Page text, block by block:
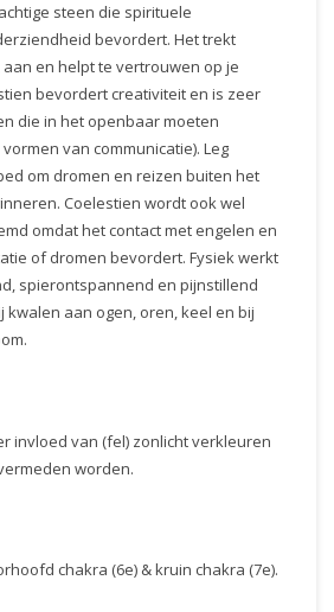
steen die spirituele
bevordert. Het trekt
en helpt te vertrouwen op je
bevordert creativiteit en is zeer
die in het openbaar moeten
van communicatie). Leg
om dromen en reizen buiten het
Coelestien wordt ook wel
omdat het contact met engelen en
of dromen bevordert. Fysiek werkt
spierontspannend en pijnstillend
kwalen aan ogen, oren, keel en bij
invloed van (fel) zonlicht verkleuren
worden.
chakra (6e) & kruin chakra (7e).